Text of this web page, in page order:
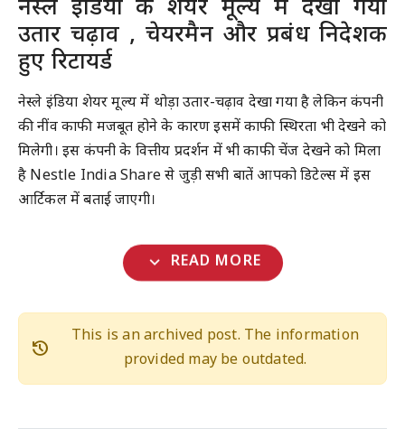
नेस्ले इंडिया के शेयर मूल्य में देखा गया
उतार चढ़ाव , चेयरमैन और प्रबंध निदेशक
हुए रिटायर्ड
नेस्ले इंडिया शेयर मूल्य में थोड़ा उतार-चढ़ाव देखा गया है लेकिन कंपनी
की नींव काफी मजबूत होने के कारण इसमें काफी स्थिरता भी देखने को
मिलेगी। इस कंपनी के वित्तीय प्रदर्शन में भी काफी चेंज देखने को मिला
है Nestle India Share से जुड़ी सभी बातें आपको डिटेल्स में इस
आर्टिकल में बताई जाएगी।
expand_more READ MORE
history
This is an archived post. The information
provided may be outdated.